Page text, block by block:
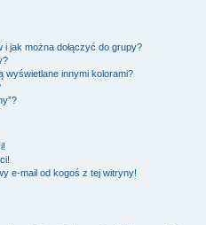
jak można dołączyć do grupy?
wyświetlane innymi kolorami?
e-mail od kogoś z tej witryny!